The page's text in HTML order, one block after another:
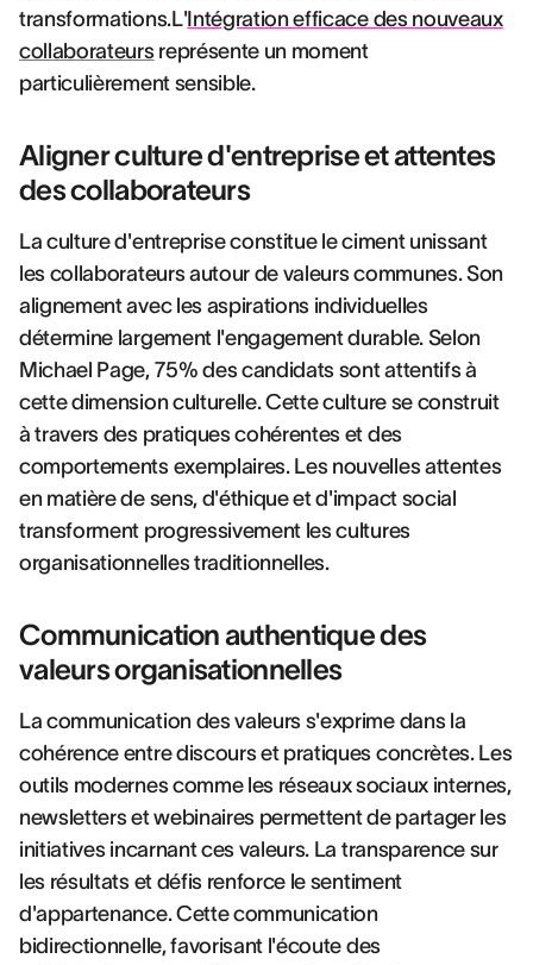
transformations.L'Intégration efficace des nouveaux
collaborateursreprésente un moment
particulièrement sensible.
Aligner culture d'entreprise et attentes
des collaborateurs
La culture d'entreprise constitue le ciment unissant
les collaborateurs autour de valeurs communes. Son
alignement avec les aspirations individuelles
détermine largement l'engagement durable. Selon
Michael Page, 75% des candidats sont attentifs à
cette dimension culturelle. Cette culture se construit
à travers des pratiques cohérentes et des
comportements exemplaires. Les nouvelles attentes
en matière de sens, d'éthique et d'impact social
transforment progressivement les cultures
organisationnelles traditionnelles.
Communication authentique des
valeurs organisationnelles
La communication des valeurs s'exprime dans la
cohérence entre discours et pratiques concrètes. Les
outils modernes comme les réseaux sociaux internes,
newsletters et webinaires permettent de partager les
initiatives incarnant ces valeurs. La transparence sur
les résultats et défis renforce le sentiment
d'appartenance. Cette communication
bidirectionnelle, favorisant l'écoute des